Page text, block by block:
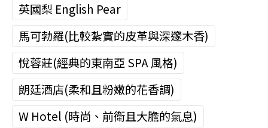
英國梨 English Pear
馬可勃羅(比較紮實的皮革與深邃木香)
悅蓉莊(經典的東南亞 SPA 風格)
朗廷酒店(柔和且粉嫩的花香調)
W Hotel (時尚、前衛且大膽的氣息)